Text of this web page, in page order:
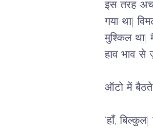
इस तरह
गया था|
मुश्किल था|
हाव भाव से
ऑटो में बैठते
‘हाँ,